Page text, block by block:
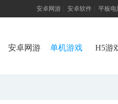
安卓网游 安卓软件 平板电
安卓网游 单机游戏 H5游